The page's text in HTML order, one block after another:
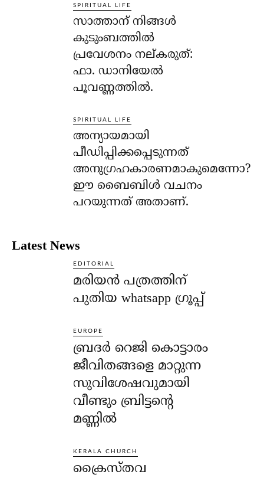
SPIRITUAL LIFE
സാത്താന് നിങ്ങള്‍
കുടുംബത്തില്‍
പ്രവേശനം നല്കരുത്:
ഫാ. ഡാനിയേല്‍
പൂവണ്ണത്തില്‍.
SPIRITUAL LIFE
അന്യായമായി
പീഡിപ്പിക്കപ്പെടുന്നത്
അനുഗ്രഹകാരണമാകുമെന്നോ?
ഈ ബൈബിള്‍ വചനം
പറയുന്നത് അതാണ്.
Latest News
EDITORIAL
മരിയൻ പത്രത്തിന്
പുതിയ whatsapp ഗ്രൂപ്പ്
EUROPE
ബ്രദർ റെജി കൊട്ടാരം
ജീവിതങ്ങളെ മാറ്റുന്ന
സുവിശേഷവുമായി
വീണ്ടും ബ്രിട്ടന്റെ
മണ്ണിൽ
KERALA CHURCH
ക്രൈസ്തവ